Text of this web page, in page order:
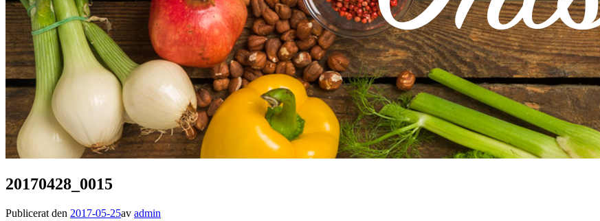
20170428_0015
Publicerat den 2017-05-25av admin